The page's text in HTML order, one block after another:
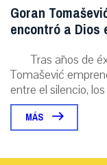
Goran
encontró a Dios
Tras años de
Tomašević
entre el silencio,
MÁS